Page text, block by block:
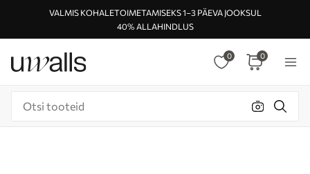
VALMIS KOHALETOIMETAMISEKS 1–3 PÄEVA JOOKSUL
40% ALLAHINDLUS
0 0